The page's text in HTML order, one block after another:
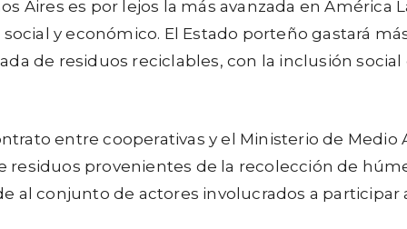
Aires es por lejos la más avanzada en
y económico. El Estado porteño gastará
de residuos reciclables, con la inclusión
entre cooperativas y el Ministerio de
residuos provenientes de la recolección de
al conjunto de actores involucrados a